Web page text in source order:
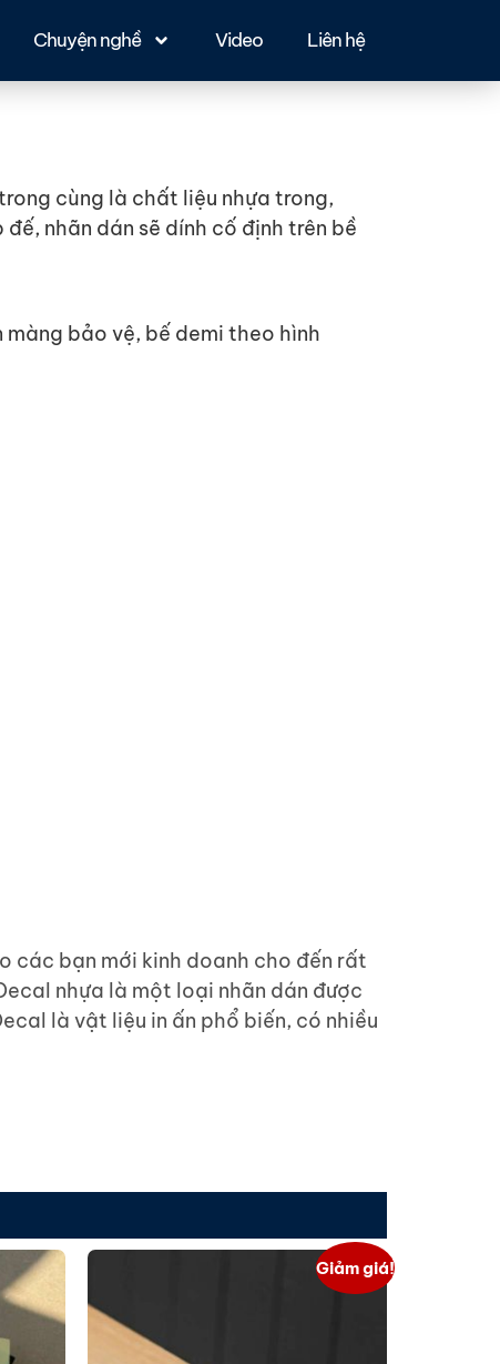
Chuyện nghề Video Liên hệ
cùng là chất liệu nhựa trong,
nhãn dán sẽ dính cố định trên bề
bảo vệ, bế demi theo hình
các bạn mới kinh doanh cho đến rất
nhựa là một loại nhãn dán được
là vật liệu in ấn phổ biến, có nhiều
Giảm giá!